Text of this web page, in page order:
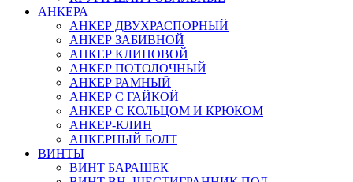
АНКЕРА
АНКЕР ДВУХРАСПОРНЫЙ
АНКЕР ЗАБИВНОЙ
АНКЕР КЛИНОВОЙ
АНКЕР ПОТОЛОЧНЫЙ
АНКЕР РАМНЫЙ
АНКЕР С ГАЙКОЙ
АНКЕР С КОЛЬЦОМ И КРЮКОМ
АНКЕР-КЛИН
АНКЕРНЫЙ БОЛТ
ВИНТЫ
ВИНТ БАРАШЕК